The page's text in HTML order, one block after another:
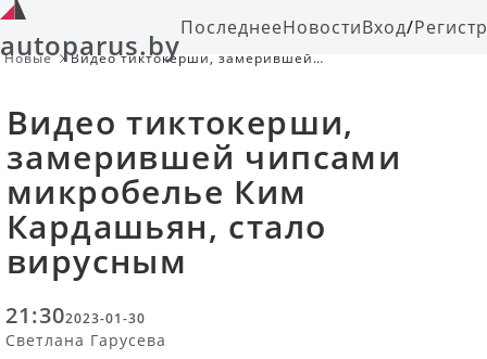
autoparus.byПоследнееНовостиВход/
Новые
Видео тиктокерши, замерившей
Видео тиктокерши,
замерившей чипсами
микробелье Ким
Кардашьян, стало
вирусным
21:302023-01-30
Светлана Гарусева